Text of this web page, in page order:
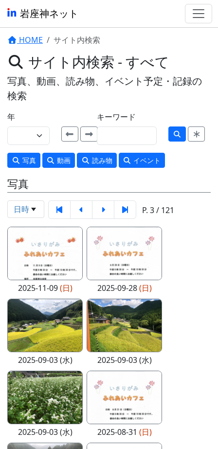
岩座神ネット
HOME サイト内検索
サイト内検索 - すべて
写真、動画、読み物、イベント予定・記録の
検索
年 キーワード
写真 動画 読み物 イベント
写真
日時 P. 3 / 121
2025-11-09(日) 2025-09-28(日)
2025-09-03 (水) 2025-09-03 (水)
2025-09-03 (水) 2025-08-31 (日)